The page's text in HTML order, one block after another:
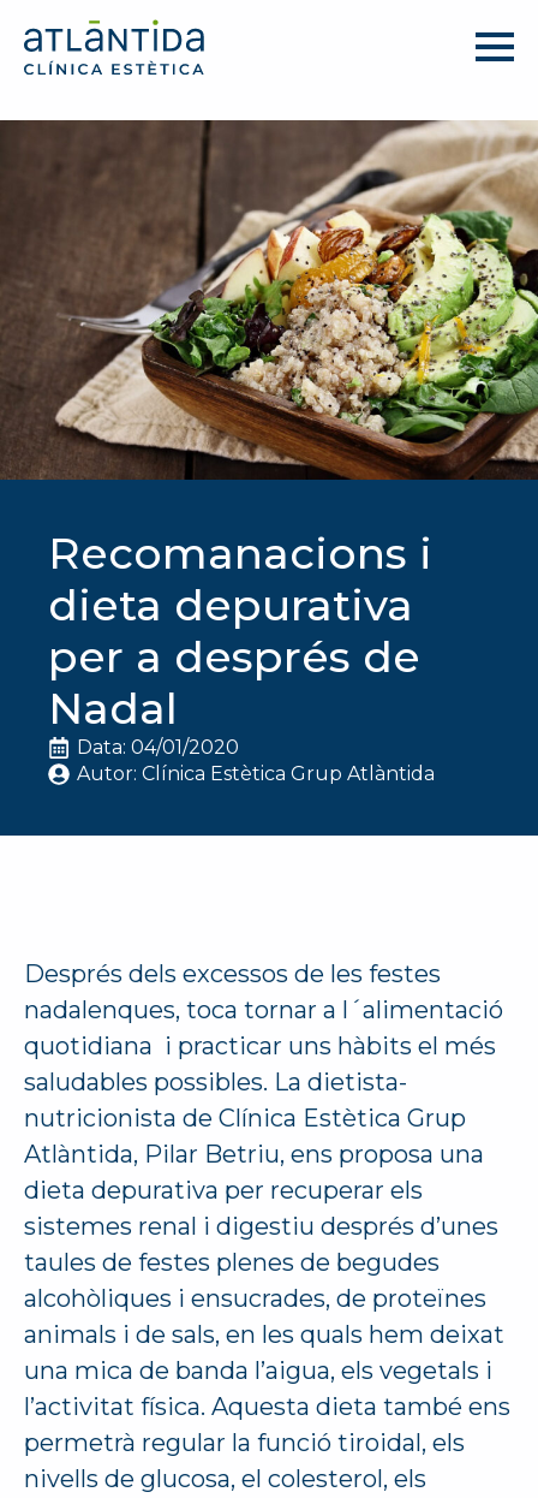
Recomanacions i
dieta depurativa
per a després de
Nadal
Data: 04/01/2020
Autor: Clínica Estètica Grup Atlàntida
Després dels excessos de les festes
nadalenques, toca tornar a l´alimentació
quotidiana i practicar uns hàbits el més
saludables possibles. La dietista-
nutricionista de Clínica Estètica Grup
Atlàntida, Pilar Betriu, ens proposa una
dieta depurativa per recuperar els
sistemes renal i digestiu després d’unes
taules de festes plenes de begudes
alcohòliques i ensucrades, de proteïnes
animals i de sals, en les quals hem deixat
una mica de banda l’aigua, els vegetals i
l’activitat física. Aquesta dieta també ens
permetrà regular la funció tiroidal, els
nivells de glucosa, el colesterol, els